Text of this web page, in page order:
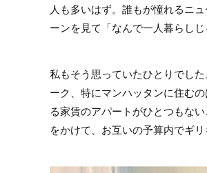
人も多いはず。誰もが憧れるニ
ーンを見て「なんで一人暮らし
私もそう思っていたひとりでし
ーク、特にマンハッタンに住む
る家賃のアパートがひとつもな
をかけて、お互いの予算内でギ